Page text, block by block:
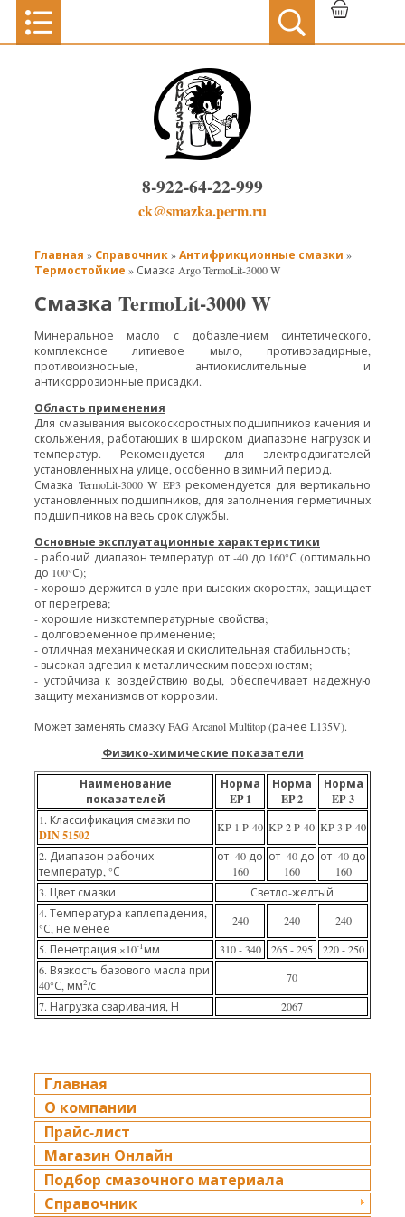
8-922-64-22-999
ck@smazka.perm.ru
Главная » Справочник»Антифрикционные смазки »
Термостойкие » Смазка Argo TermoLit-3000 W
Смазка TermoLit-3000 W
Минеральное масло с добавлением синтетического,
комплексное литиевое мыло, противозадирные,
противоизносные, антиокислительные и
антикоррозионные присадки.
Область применения
Для смазывания высокоскоростных подшипников качения и
скольжения, работающих в широком диапазоне нагрузок и
температур. Рекомендуется для электродвигателей
установленных на улице, особенно в зимний период.
Смазка TermoLit-3000 W EP3 рекомендуется для вертикально
установленных подшипников, для заполнения герметичных
подшипников на весь срок службы.
Основные эксплуатационные характеристики
- рабочий диапазон температур от -40 до 160°С (оптимально
до 100°С);
- хорошо держится в узле при высоких скоростях, защищает
от перегрева;
- хорошие низкотемпературные свойства;
- долговременное применение;
- отличная механическая и окислительная стабильность;
- высокая адгезия к металлическим поверхностям;
- устойчива к воздействию воды, обеспечивает надежную
защиту механизмов от коррозии.
Может заменять смазку FAG Arcanol Multitop (ранее L135V).
Физико-химические показатели
Наименование
показателей
Норма
EP 1
Норма
EP 2
Норма
EP 3
1. Классификация смазки по
DIN 51502 KP 1 P-40 KP 2 P-40 KP 3 P-40
2. Диапазон рабочих
температур, °С
от -40 до
160
от -40 до
160
от -40 до
160
3. Цвет смазки
Светло-желтый
4. Температура каплепадения,
°С, не менее
240 240
240
5. Пенетрация,×10-1 мм 310 - 340 265 - 295
220 - 250
6. Вязкость базового масла при
40°С, мм2/с
70
7. Нагрузка сваривания, Н
2067
Главная
О компании
Прайс-лист
Магазин Онлайн
Подбор смазочного материала
Справочник